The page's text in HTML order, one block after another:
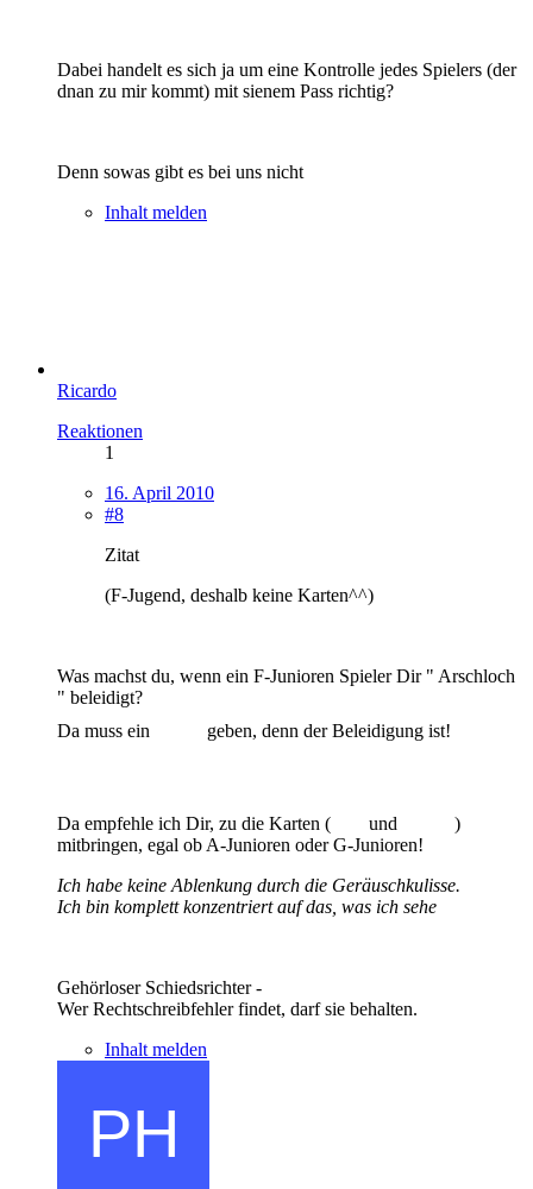
Dabei handelt es sich ja um eine Kontrolle jedes Spielers (der
dnan zu mir kommt) mit sienem Pass richtig?
Denn sowas gibt es bei uns nicht
Inhalt melden
Ricardo
Reaktionen
1
16. April 2010
#8
Zitat
(F-Jugend, deshalb keine Karten^^)
Was machst du, wenn ein F-Junioren Spieler Dir " Arschloch
" beleidigt?
Da muss ein
geben, denn der Beleidigung ist!
Da empfehle ich Dir, zu die Karten ( und
)
mitbringen, egal ob A-Junioren oder G-Junioren!
Ich habe keine Ablenkung durch die Geräuschkulisse.
Ich bin komplett konzentriert auf das, was ich sehe
Gehörloser Schiedsrichter -
Wer Rechtschreibfehler findet, darf sie behalten.
Inhalt melden